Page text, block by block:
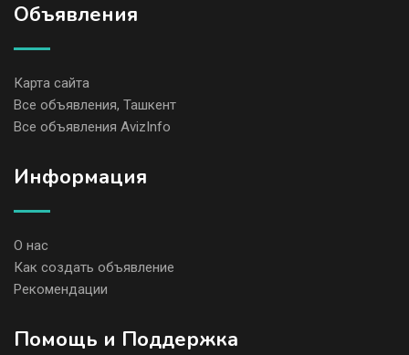
Объявления
Карта сайта
Все объявления, Ташкент
Все объявления AvizInfo
Информация
О нас
Как создать объявление
Рекомендации
Помощь и Поддержка